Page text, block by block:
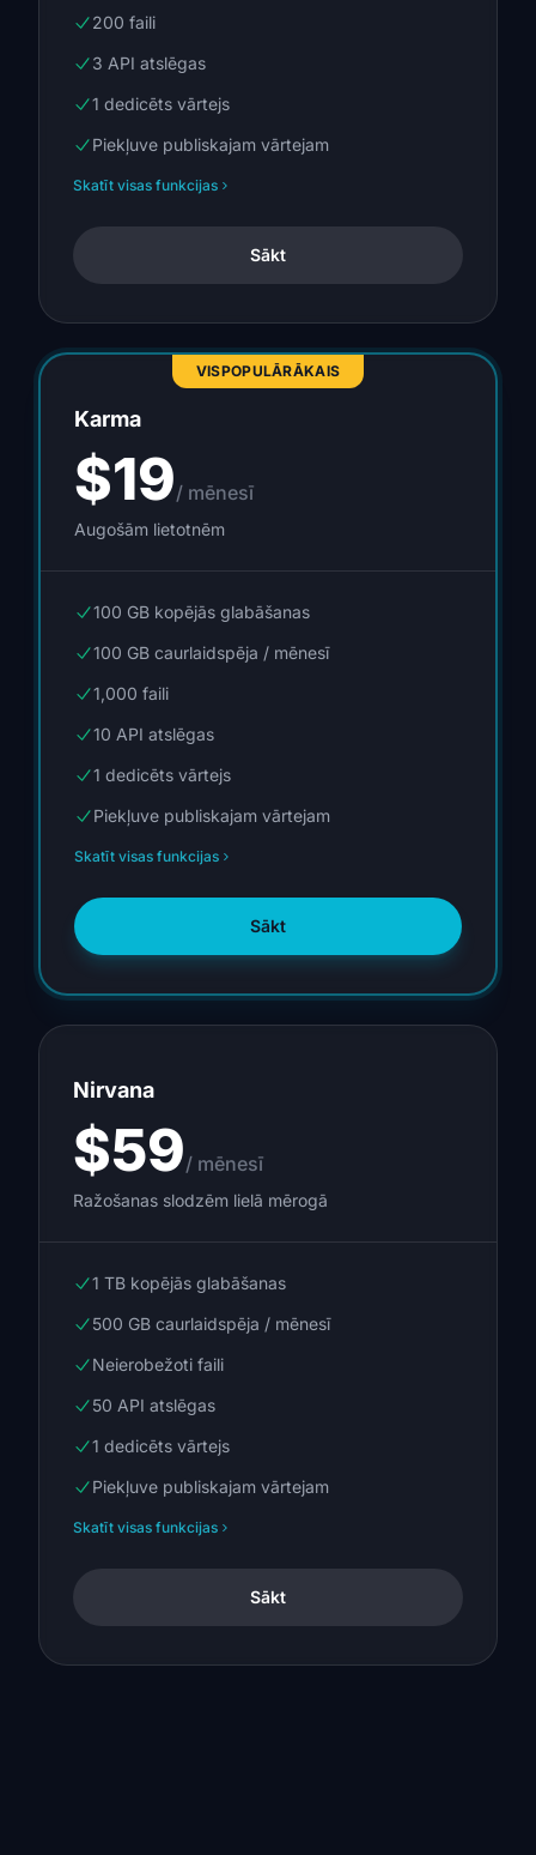
200 faili
3 API atslēgas
1 dedicēts vārtejs
Piekļuve publiskajam vārtejam
Skatīt visas funkcijas
Sākt
VISPOPULĀRĀKAIS
Karma
$19/ mēnesī
Augošām lietotnēm
100 GB kopējās glabāšanas
100 GB caurlaidspēja / mēnesī
1,000 faili
10 API atslēgas
1 dedicēts vārtejs
Piekļuve publiskajam vārtejam
Skatīt visas funkcijas
Sākt
Nirvana
$59/ mēnesī
Ražošanas slodzēm lielā mērogā
1 TB kopējās glabāšanas
500 GB caurlaidspēja / mēnesī
Neierobežoti faili
50 API atslēgas
1 dedicēts vārtejs
Piekļuve publiskajam vārtejam
Skatīt visas funkcijas
Sākt